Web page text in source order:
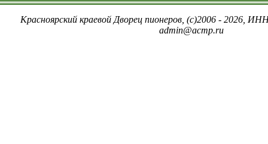
Красноярский краевой Дворец пионеров, (c)2006 - 2026,
admin@acmp.ru